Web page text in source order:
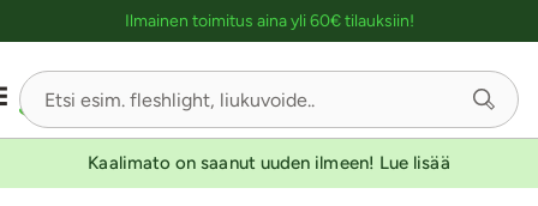
Ilmainen toimitus aina yli 60€ tilauksiin!
Kaalimato on saanut uuden ilmeen! Lue lisää